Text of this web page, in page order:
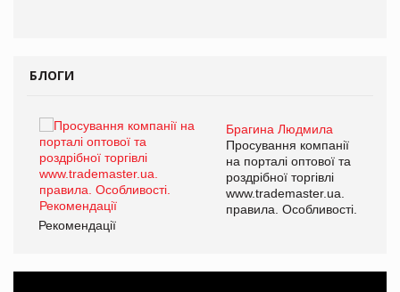
БЛОГИ
Брагина Людмила
Просування компанії
на порталі оптової та
роздрібної торгівлі
www.trademaster.ua.
правила. Особливості.
Рекомендації